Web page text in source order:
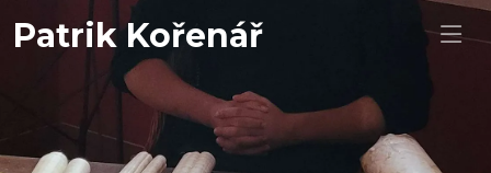
Patrik Kořenář